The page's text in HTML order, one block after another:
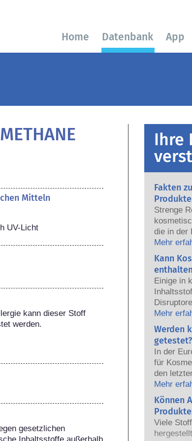
Home Datenbank App
Mitteln
UV-Licht
kann dieser Stoff
werden.
gesetzlichen
Ihre
Fakten
Strenge
die in der
sicher für
Die
Mehr
Kann
Einige in
haben,
Hormone
das
heißt das
auch
sehr
zumeist
jemals
Produkte
Mehr
Werden
In der
für
den
dem
von
Mehr
Können
Viele